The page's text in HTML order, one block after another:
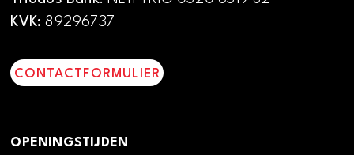
KVK: 89296737
CONTACTFORMULIER
OPENINGSTIJDEN